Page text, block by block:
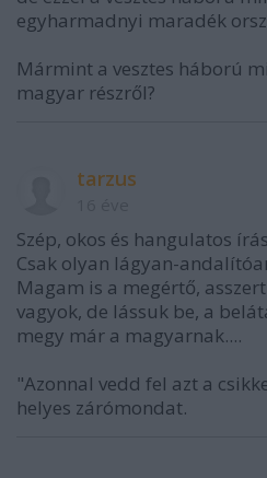
egyharmadnyi maradék
Mármint a vesztes háború
magyar részről?
tarzus
Szép, okos és hangulatos
Csak olyan lágyan-
Magam is a megértő,
vagyok, de lássuk be, a
megy már a magyarnak....
"Azonnal vedd fel azt a
helyes zárómondat.